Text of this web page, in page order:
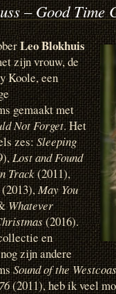
– Good Time
Leo Blokhuis
zijn vrouw, de
Koole, een
gemaakt met
Not Forget. Het
zes:Sleeping
Lost and Found
Track(2011),
(2013),May You
Whatever
(2016).
en
zijn andere
Sound of the
(2011), heb ik veel